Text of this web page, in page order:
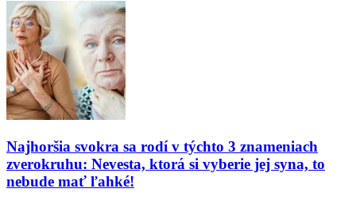
Najhoršia svokra sa rodí v týchto 3 znameniach
zverokruhu: Nevesta, ktorá si vyberie jej syna, to
nebude mať ľahké!